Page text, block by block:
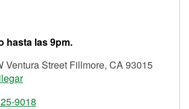
hasta las 9pm.
Ventura Street Fillmore, CA 93015
9018